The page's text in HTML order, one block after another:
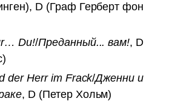
D (Граф Герберт фон
Du!/Преданный... вам!, D
der Herr im Frack/Дженни и
, D (Петер Хольм)